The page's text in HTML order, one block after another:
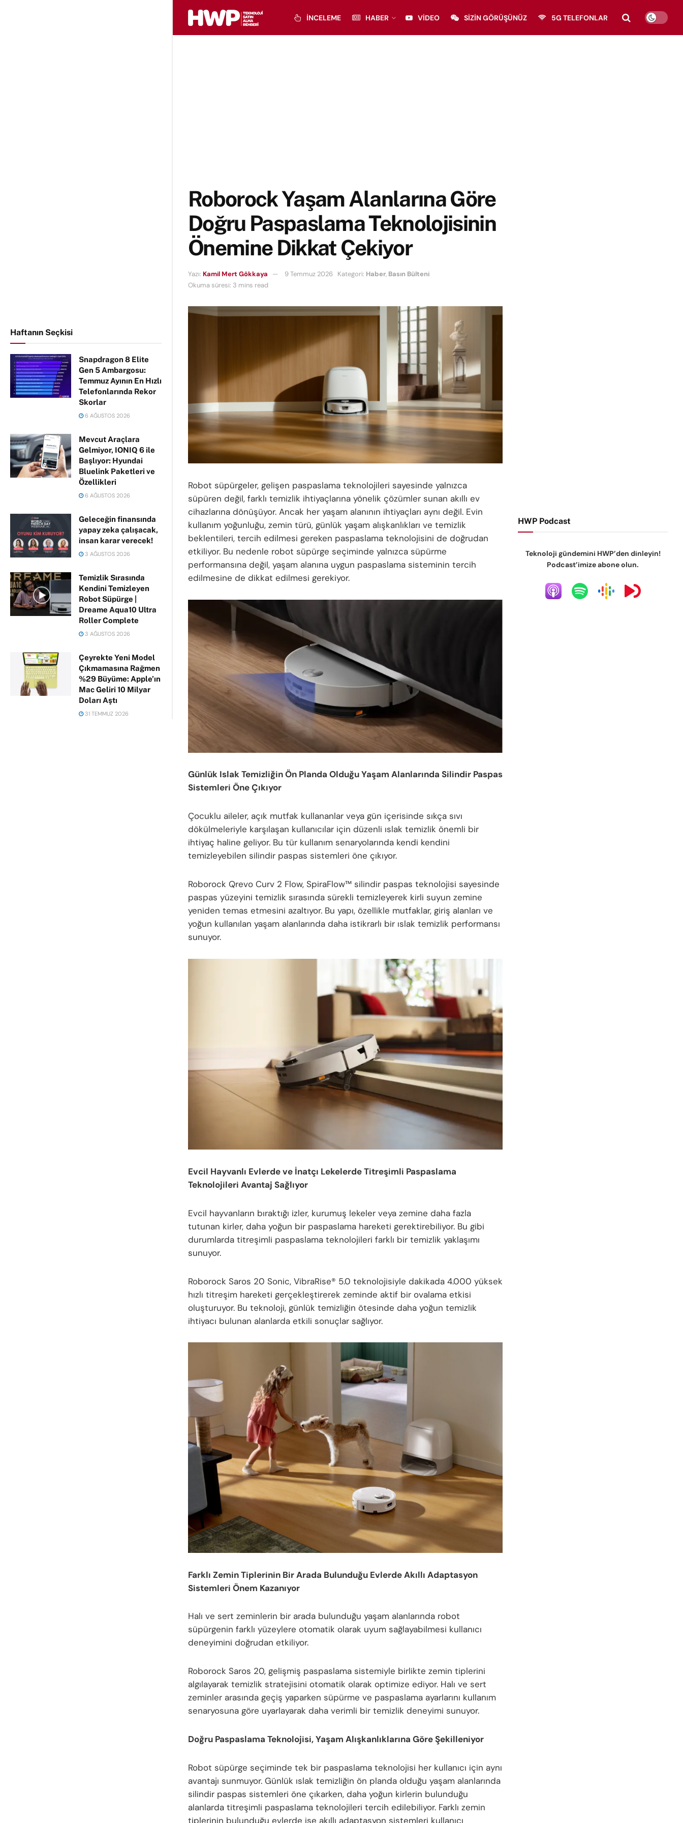
Haftanın Seçkisi
Snapdragon 8 Elite
Gen 5 Ambargosu:
Temmuz Ayının En Hızlı
Telefonlarında Rekor
Skorlar
6 AĞUSTOS 2026
Mevcut Araçlara
Gelmiyor, IONIQ 6 ile
Başlıyor: Hyundai
Bluelink Paketleri ve
Özellikleri
6 AĞUSTOS 2026
Geleceğin finansında
yapay zeka çalışacak,
insan karar verecek!
3 AĞUSTOS 2026
Temizlik Sırasında
Kendini Temizleyen
Robot Süpürge |
Dreame Aqua10 Ultra
Roller Complete
3 AĞUSTOS 2026
Çeyrekte Yeni Model
Çıkmamasına Rağmen
%29 Büyüme: Apple’ın
Mac Geliri 10 Milyar
Doları Aştı
31 TEMMUZ 2026
İNCELEME HABER VIDEO SIZIN GÖRÜŞÜNÜZ 5G TELEFONLAR
Roborock Yaşam Alanlarına Göre
Doğru Paspaslama Teknolojisinin
Önemine Dikkat Çekiyor
Yazı: Kamil Mert Gökkaya 9 Temmuz 2026 Kategori: Haber, Basın Bülteni
Okuma süresi: 3 mins read
Robot süpürgeler, gelişen paspaslama teknolojileri sayesinde yalnızca
süpüren değil, farklı temizlik ihtiyaçlarına yönelik çözümler sunan akıllı ev
cihazlarına dönüşüyor. Ancak her yaşam alanının ihtiyaçları aynı değil. Evin
kullanım yoğunluğu, zemin türü, günlük yaşam alışkanlıkları ve temizlik
beklentileri, tercih edilmesi gereken paspaslama teknolojisini de doğrudan
etkiliyor. Bu nedenle robot süpürge seçiminde yalnızca süpürme
performansına değil, yaşam alanına uygun paspaslama sisteminin tercih
edilmesine de dikkat edilmesi gerekiyor.
Günlük Islak Temizliğin Ön Planda Olduğu Yaşam Alanlarında Silindir Paspas
Sistemleri Öne Çıkıyor
Çocuklu aileler, açık mutfak kullananlar veya gün içerisinde sıkça sıvı
dökülmeleriyle karşılaşan kullanıcılar için düzenli ıslak temizlik önemli bir
ihtiyaç haline geliyor. Bu tür kullanım senaryolarında kendi kendini
temizleyebilen silindir paspas sistemleri öne çıkıyor.
Roborock Qrevo Curv 2 Flow, SpiraFlow™ silindir paspas teknolojisi sayesinde
paspas yüzeyini temizlik sırasında sürekli temizleyerek kirli suyun zemine
yeniden temas etmesini azaltıyor. Bu yapı, özellikle mutfaklar, giriş alanları ve
yoğun kullanılan yaşam alanlarında daha istikrarlı bir ıslak temizlik performansı
sunuyor.
Evcil Hayvanlı Evlerde ve İnatçı Lekelerde Titreşimli Paspaslama
Teknolojileri Avantaj Sağlıyor
Evcil hayvanların bıraktığı izler, kurumuş lekeler veya zemine daha fazla
tutunan kirler, daha yoğun bir paspaslama hareketi gerektirebiliyor. Bu gibi
durumlarda titreşimli paspaslama teknolojileri farklı bir temizlik yaklaşımı
sunuyor.
Roborock Saros 20 Sonic, VibraRise® 5.0 teknolojisiyle dakikada 4.000 yüksek
hızlı titreşim hareketi gerçekleştirerek zeminde aktif bir ovalama etkisi
oluşturuyor. Bu teknoloji, günlük temizliğin ötesinde daha yoğun temizlik
ihtiyacı bulunan alanlarda etkili sonuçlar sağlıyor.
Farklı Zemin Tiplerinin Bir Arada Bulunduğu Evlerde Akıllı Adaptasyon
Sistemleri Önem Kazanıyor
Halı ve sert zeminlerin bir arada bulunduğu yaşam alanlarında robot
süpürgenin farklı yüzeylere otomatik olarak uyum sağlayabilmesi kullanıcı
deneyimini doğrudan etkiliyor.
Roborock Saros 20, gelişmiş paspaslama sistemiyle birlikte zemin tiplerini
algılayarak temizlik stratejisini otomatik olarak optimize ediyor. Halı ve sert
zeminler arasında geçiş yaparken süpürme ve paspaslama ayarlarını kullanım
senaryosuna göre uyarlayarak daha verimli bir temizlik deneyimi sunuyor.
Doğru Paspaslama Teknolojisi, Yaşam Alışkanlıklarına Göre Şekilleniyor
Robot süpürge seçiminde tek bir paspaslama teknolojisi her kullanıcı için aynı
avantajı sunmuyor. Günlük ıslak temizliğin ön planda olduğu yaşam alanlarında
silindir paspas sistemleri öne çıkarken, daha yoğun kirlerin bulunduğu
alanlarda titreşimli paspaslama teknolojileri tercih edilebiliyor. Farklı zemin
tiplerinin bulunduğu evlerde ise akıllı adaptasyon sistemleri kullanıcı
HWP Podcast
Teknoloji gündemini HWP’den dinleyin!
Podcast’imize abone olun.